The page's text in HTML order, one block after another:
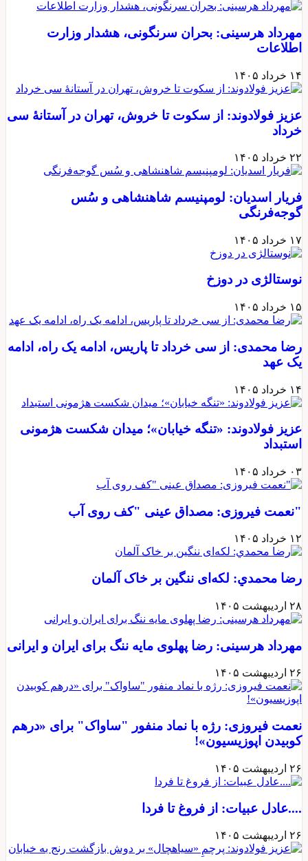
مهرداد هرسینی: بحران سرنگونی، هشدار وزارت
اطلاعات
۱۴ خرداد ۱۴۰۵
عزیز فولادوند: از سکوت تا خروش، تهران در آستانهٔ سی
خرداد
۲۲ خرداد ۱۴۰۵
فریار اسدیان: لومپنیسم شاهنشاهی و سُس
گوجه‌فرنگی
۱۷ خرداد ۱۴۰۵
نوستالژی در دوزخ
۱۵ خرداد ۱۴۰۵
رضا محمدی: از سی خرداد تا پاریس، ادامه یک راه، ادامه
یک عهد
۱۴ خرداد ۱۴۰۵
عزیز فولادوند: «تنگه خیابان»؛ میدان شکست هژمونی
استبداد
۰۳ خرداد ۱۴۰۵
"نعمت فیروزی: مصداق عینی "کف روی آب
۱۲ خرداد ۱۴۰۵
رضا محمدي: لکه‌ای ننگین بر خاک آلمان
۲۸ اردیبهشت ۱۴۰۵
مهرداد هرسینی: رضا پهلوی مایه ننگ برای ایران و ایرانی
۲۶ اردیبهشت ۱۴۰۵
نعمت فیروزی: رژه با نماد منفور "ساواک" برای «درهم
کوبیدن اپوزیسیون»!
۲۶ اردیبهشت ۱۴۰۵
....عادل عبیات: از فروغ تا فردا
۲۶ اردیبهشت ۱۴۰۵